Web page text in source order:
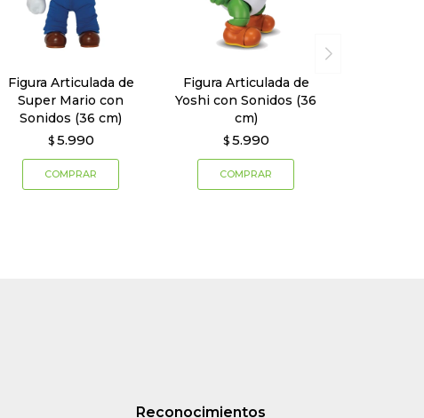
Figura Articulada de
Super Mario con
Sonidos (36 cm)
$ 5.990
Figura Articulada de
Yoshi con Sonidos (36
cm)
$ 5.990
Reconocimientos